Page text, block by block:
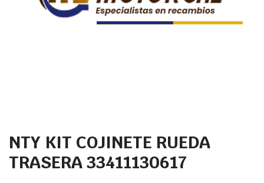
NTY KIT COJINETE RUEDA
TRASERA 33411130617